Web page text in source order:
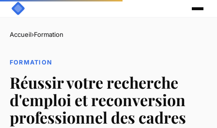
Accueil›Formation
FORMATION
Réussir votre recherche
d'emploi et reconversion
professionnel des cadres